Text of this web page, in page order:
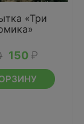
«Три
150 ₽